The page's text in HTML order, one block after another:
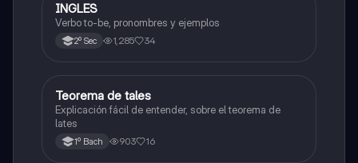
Inglés
INGLES
Verbo to-be, pronombres y ejemplos
2º Sec 1,285 34
Matemáticas
Teorema de tales
Explicación fácil de entender, sobre el teorema de
lates
1º Bach 903 16